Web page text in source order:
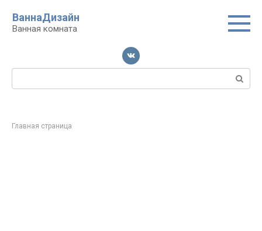
контенту
ВаннаДизайн
Ванная комната
Поиск:
Главная страница